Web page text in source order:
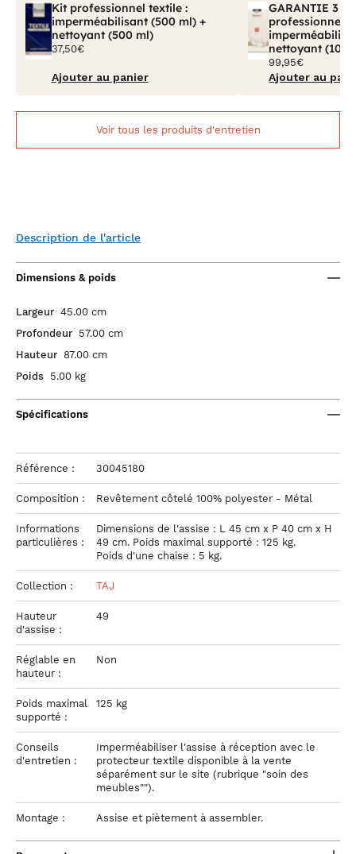
Kit professionnel textile :
imperméabilisant (500 ml) +
nettoyant (500 ml)
37,50€
Ajouter au panier
GARANTIE 3
professionnel
nettoyant (100
99,95€
Ajouter au
Voir tous les produits d'entretien
Description de l'article
Dimensions & poids
Largeur 45.00 cm
Profondeur 57.00 cm
Hauteur 87.00 cm
Poids 5.00 kg
Spécifications
Référence : 30045180
Composition : Revêtement côtelé 100% polyester - Métal
Informations
particulières :
Dimensions de l'assise : L 45 cm x P 40 cm x H
49 cm. Poids maximal supporté : 125 kg.
Poids d'une chaise : 5 kg.
Collection : TAJ
Hauteur
d'assise :
49
Réglable en
hauteur :
Non
Poids maximal
supporté :
125 kg
Conseils
d'entretien :
Imperméabiliser l'assise à réception avec le
protecteur textile disponible à la vente
séparément sur le site (rubrique "soin des
meubles"").
Montage : Assise et piètement à assembler.